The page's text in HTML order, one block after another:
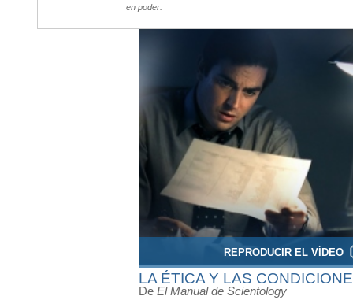
REPRODUCIR EL VÍDEO
LA ÉTICA Y LAS
De El Manual de Scientology
en poder.